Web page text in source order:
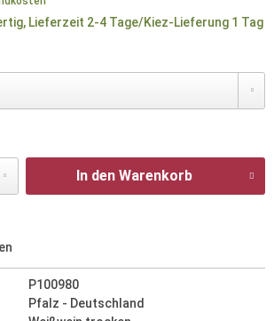
Lieferzeit 2-4 Tage/Kiez-Lieferung 1 Tag
In den Warenkorb
P100980
Pfalz - Deutschland